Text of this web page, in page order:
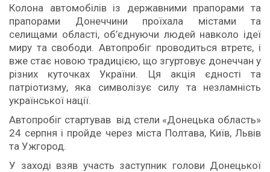
Колона автомобілів із державними прапорами та
прапорами Донеччини проїхала містами та
селищами області, об’єднуючи людей навколо ідеї
миру та свободи. Автопробіг проводиться втретє, і
вже стає новою традицією, що згуртовує донеччан у
різних куточках України. Ця акція єдності та
патріотизму, яка символізує силу та незламність
української нації.
Автопробіг стартував від стели «Донецька область»
24 серпня і пройде через міста Полтава, Київ, Львів
та Ужгород.
У заході взяв участь заступник голови Донецької